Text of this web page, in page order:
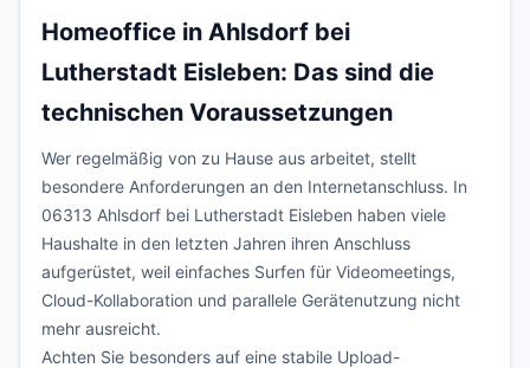
Homeoffice in Ahlsdorf bei
Lutherstadt Eisleben: Das sind die
technischen Voraussetzungen
Wer regelmäßig von zu Hause aus arbeitet, stellt
besondere Anforderungen an den Internetanschluss. In
06313 Ahlsdorf bei Lutherstadt Eisleben haben viele
Haushalte in den letzten Jahren ihren Anschluss
aufgerüstet, weil einfaches Surfen für Videomeetings,
Cloud-Kollaboration und parallele Gerätenutzung nicht
mehr ausreicht.
Achten Sie besonders auf eine stabile Upload-